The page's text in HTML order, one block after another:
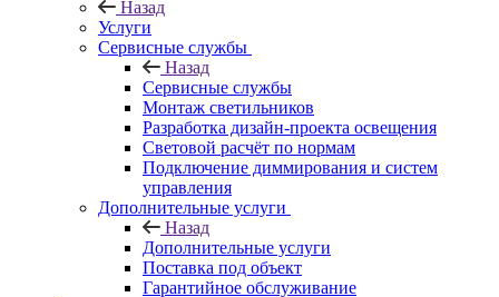
Назад
Услуги
Сервисные службы
Назад
Сервисные службы
Монтаж светильников
Разработка дизайн-проекта освещения
Световой расчёт по нормам
Подключение диммирования и систем
управления
Дополнительные услуги
Назад
Дополнительные услуги
Поставка под объект
Гарантийное обслуживание